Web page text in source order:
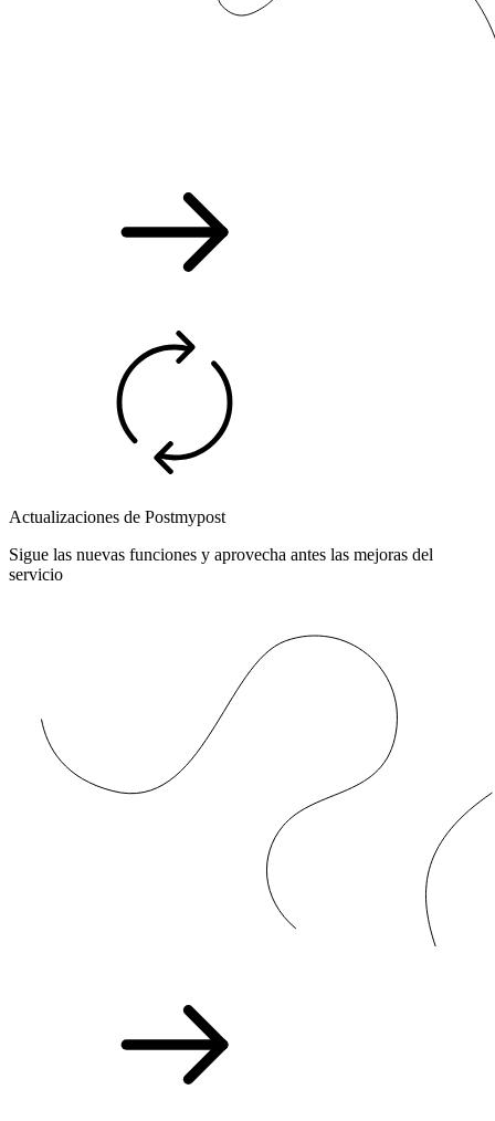
Actualizaciones de Postmypost
Sigue las nuevas funciones y aprovecha antes las mejoras del
servicio